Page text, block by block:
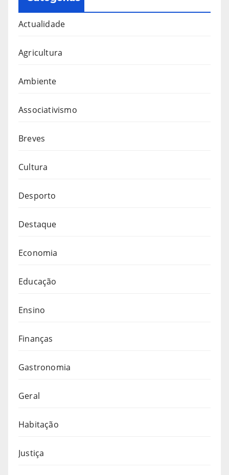
Actualidade
Agricultura
Ambiente
Associativismo
Breves
Cultura
Desporto
Destaque
Economia
Educação
Ensino
Finanças
Gastronomia
Geral
Habitação
Justiça